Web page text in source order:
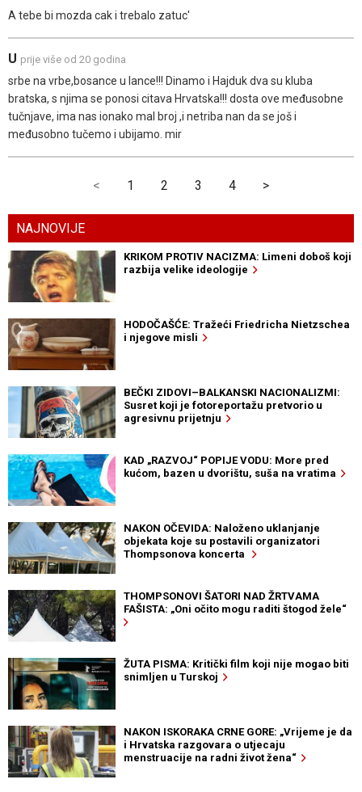
A tebe bi mozda cak i trebalo zatuc'
U prije više od 20 godina
srbe na vrbe,bosance u lance!!! Dinamo i Hajduk dva su kluba
bratska, s njima se ponosi citava Hrvatska!!! dosta ove međusobne
tučnjave, ima nas ionako mal broj ,i netriba nan da se još i
međusobno tučemo i ubijamo. mir
< 1 2 3 4 >
NAJNOVIJE
KRIKOM PROTIV NACIZMA: Limeni doboš koji
razbija velike ideologije
HODOČAŠĆE: Tražeći Friedricha Nietzschea
i njegove misli
BEČKI ZIDOVI–BALKANSKI NACIONALIZMI:
Susret koji je fotoreportažu pretvorio u
agresivnu prijetnju
KAD „RAZVOJ“ POPIJE VODU: More pred
kućom, bazen u dvorištu, suša na vratima
NAKON OČEVIDA: Naloženo uklanjanje
objekata koje su postavili organizatori
Thompsonova koncerta
THOMPSONOVI ŠATORI NAD ŽRTVAMA
FAŠISTA: „Oni očito mogu raditi štogod žele“
ŽUTA PISMA: Kritički film koji nije mogao biti
snimljen u Turskoj
NAKON ISKORAKA CRNE GORE: „Vrijeme je da
i Hrvatska razgovara o utjecaju
menstruacije na radni život žena“